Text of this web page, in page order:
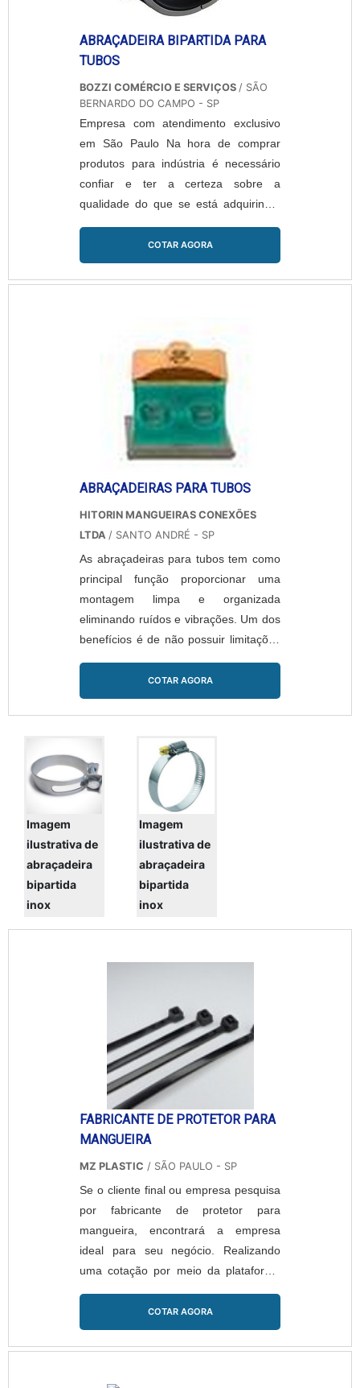
ABRAÇADEIRA BIPARTIDA PARA
TUBOS
BOZZI COMÉRCIO E SERVIÇOS / SÃO
BERNARDO DO CAMPO - SP
Empresa com atendimento exclusivo
em São Paulo Na hora de comprar
produtos para indústria é necessário
confiar e ter a certeza sobre a
qualidade do que se está adquirindo,
qualidade na hora de produzir sua
linha de produtos, e não é diferente
com a abraçadeira bipartida para
tecnologia, perfeito para a vedação e
reparo de tubula...
COTAR AGORA
ABRAÇADEIRAS PARA TUBOS
HITORIN MANGUEIRAS CONEXÕES
LTDA / SANTO ANDRÉ - SP
As abraçadeiras para tubos tem como
principal função proporcionar uma
montagem limpa e organizada
eliminando ruídos e vibrações. Um dos
benefícios é de não possuir limitações
grande variedade e adaptabilidade de
dimensões disponíveis....
COTAR AGORA
Imagem
ilustrativa de
abraçadeira
bipartida
inox
Imagem
ilustrativa de
abraçadeira
bipartida
inox
FABRICANTE DE PROTETOR PARA
MANGUEIRA
MZ PLASTIC / SÃO PAULO - SP
Se o cliente final ou empresa pesquisa
por fabricante de protetor para
mangueira, encontrará a empresa
ideal para seu negócio. Realizando
uma cotação por meio da plataforma
conhecendo a maior referência no
mercado em seu próprio
segmento.sOBRE FABRICANTE DE
COTAR AGORA